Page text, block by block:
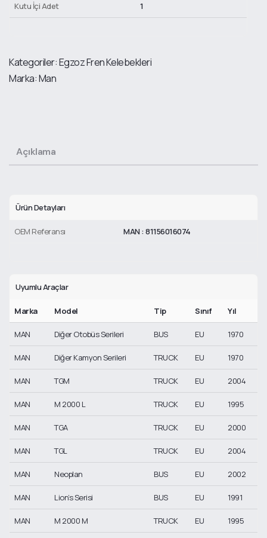
Kutu İçi Adet 1
Kategoriler:Egzoz Fren Kelebekleri
Marka:Man
Açıklama
Ürün Detayları
OEM Referansı MAN : 81156016074
Uyumlu Araçlar
Marka Model Tip Sınıf Yıl
MAN Diğer Otobüs Serileri BUS EU 1970
MAN Diğer Kamyon Serileri TRUCK EU 1970
MAN TGM TRUCK EU 2004
MAN M 2000 L TRUCK EU 1995
MAN TGA TRUCK EU 2000
MAN TGL TRUCK EU 2004
MAN Neoplan BUS EU 2002
MAN Lion’s Serisi BUS EU 1991
MAN M 2000 M TRUCK EU 1995